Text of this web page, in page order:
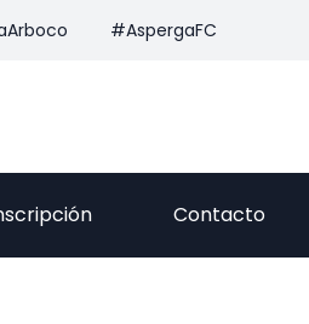
#AspergaFC
Contacto